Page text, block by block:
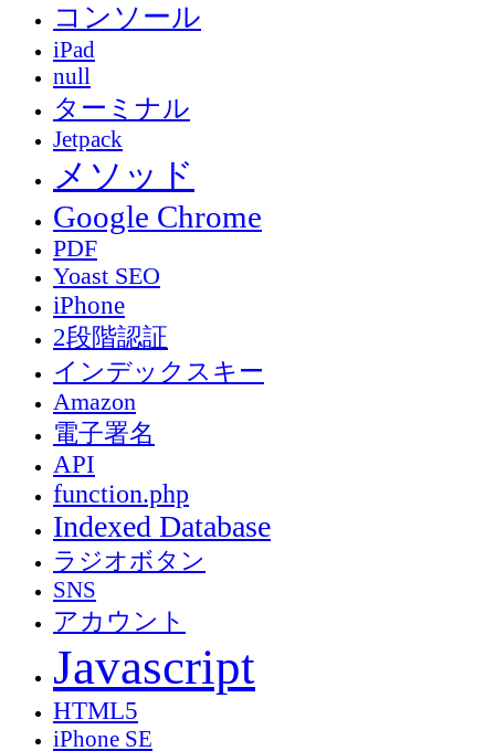
コンソール
iPad
null
ターミナル
Jetpack
メソッド
Google Chrome
PDF
Yoast SEO
iPhone
2段階認証
インデックスキー
Amazon
電子署名
API
function.php
Indexed Database
ラジオボタン
SNS
アカウント
Javascript
HTML5
iPhone SE